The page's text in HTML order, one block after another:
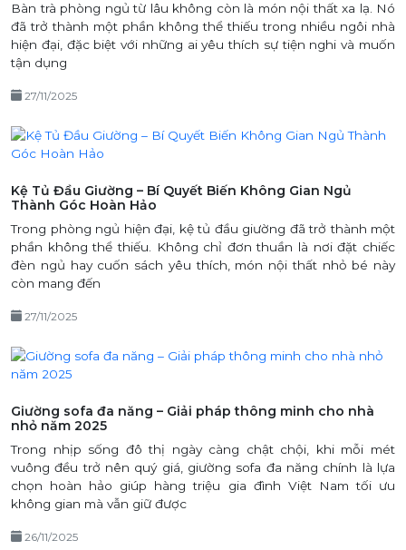
Bàn trà phòng ngủ từ lâu không còn là món nội thất xa lạ. Nó
đã trở thành một phần không thể thiếu trong nhiều ngôi nhà
hiện đại, đặc biệt với những ai yêu thích sự tiện nghi và muốn
tận dụng
27/11/2025
Kệ Tủ Đầu Giường – Bí Quyết Biến Không Gian Ngủ
Thành Góc Hoàn Hảo
Trong phòng ngủ hiện đại, kệ tủ đầu giường đã trở thành một
phần không thể thiếu. Không chỉ đơn thuần là nơi đặt chiếc
đèn ngủ hay cuốn sách yêu thích, món nội thất nhỏ bé này
còn mang đến
27/11/2025
Giường sofa đa năng – Giải pháp thông minh cho nhà
nhỏ năm 2025
Trong nhịp sống đô thị ngày càng chật chội, khi mỗi mét
vuông đều trở nên quý giá, giường sofa đa năng chính là lựa
chọn hoàn hảo giúp hàng triệu gia đình Việt Nam tối ưu
không gian mà vẫn giữ được
26/11/2025